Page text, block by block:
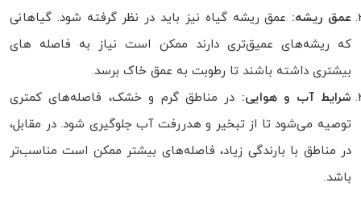
عمق ریشه: عمق ریشه گیاه نیز باید در نظر گرفته شود. گیاهانی
که ریشه‌های عمیق‌تری دارند ممکن است نیاز به فاصله‌ های
بیشتری داشته باشند تا رطوبت به عمق خاک برسد.
شرایط آب و هوایی: در مناطق گرم و خشک، فاصله‌های کمتری
توصیه می‌شود تا از تبخیر و هدررفت آب جلوگیری شود. در مقابل،
در مناطق با بارندگی زیاد، فاصله‌های بیشتر ممکن است مناسب‌تر
باشد.